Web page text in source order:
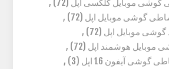
گوشی موبایل گلکسی اپل (72)
,
گوشی موبایل اپل (72)
,
گوشی موبایل اپل (72)
,
موبایل هوشمند اپل (72)
,
گوشی آیفون 16 اپل
(3)
,